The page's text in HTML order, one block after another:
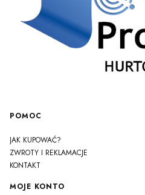
Linki w stopce
POMOC
JAK KUPOWAĆ?
ZWROTY I REKLAMACJE
KONTAKT
MOJE KONTO